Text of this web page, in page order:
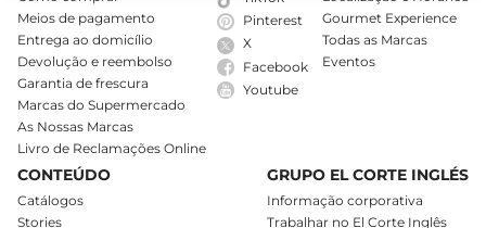
Meios de pagamento
Entrega ao domicílio
Devolução e reembolso
Garantia de frescura
Marcas do Supermercado
As Nossas Marcas
Livro de Reclamações Online
Pinterest
X
Facebook
Youtube
Gourmet Experience
Todas as Marcas
Eventos
CONTEÚDO
Catálogos
Stories
GRUPO EL CORTE INGLÉS
Informação corporativa
Trabalhar no El Corte Inglês